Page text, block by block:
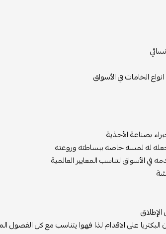
الخامات في الأسواق
بصناعة الأحذية
له لمسه خاصه ببساطته وروعته
الأسواق لتناسب المعايير العالمية
على الاقدام لذا فهوا يتناسب مع كل الفصول